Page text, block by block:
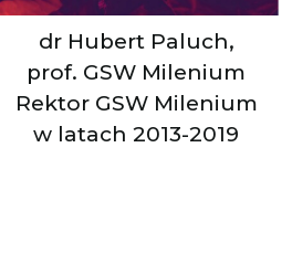
dr Hubert Paluch,
prof. GSW Milenium
Rektor GSW Milenium
w latach 2013-2019